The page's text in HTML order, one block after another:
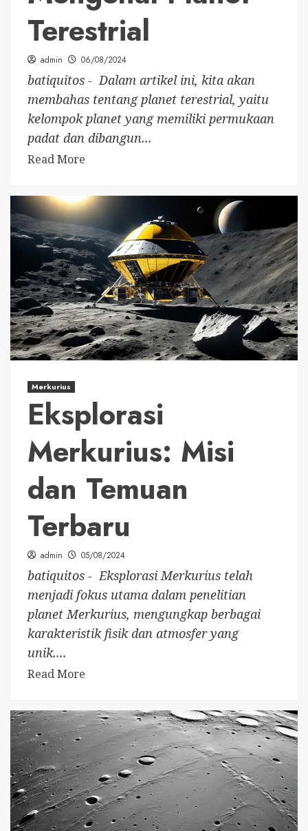
Terestrial
admin 06/08/2024
batiquitos - Dalam artikel ini, kita akan
membahas tentang planet terestrial, yaitu
kelompok planet yang memiliki permukaan
padat dan dibangun...
Read More
Merkurius
Eksplorasi
Merkurius: Misi
dan Temuan
Terbaru
admin 05/08/2024
batiquitos - Eksplorasi Merkurius telah
menjadi fokus utama dalam penelitian
planet Merkurius, mengungkap berbagai
karakteristik fisik dan atmosfer yang
unik....
Read More